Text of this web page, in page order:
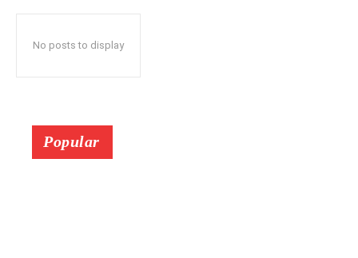
No posts to display
Popular